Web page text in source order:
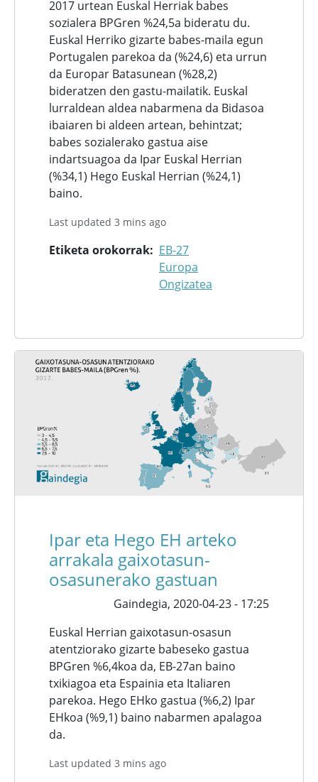
2017 urtean Euskal Herriak babes
sozialera BPGren %24,5a bideratu du.
Euskal Herriko gizarte babes-maila egun
Portugalen parekoa da (%24,6) eta urrun
da Europar Batasunean (%28,2)
bideratzen den gastu-mailatik. Euskal
lurraldean aldea nabarmena da Bidasoa
ibaiaren bi aldeen artean, behintzat;
babes sozialerako gastua aise
indartsuagoa da Ipar Euskal Herrian
(%34,1) Hego Euskal Herrian (%24,1)
baino.
Last updated 3 mins ago
Etiketa orokorrak
EB-27
Europa
Ongizatea
Ipar eta Hego EH arteko
arrakala gaixotasun-
osasunerako gastuan
Gaindegia, 2020-04-23 - 17:25
Euskal Herrian gaixotasun-osasun
atentziorako gizarte babeseko gastua
BPGren %6,4koa da, EB-27an baino
txikiagoa eta Espainia eta Italiaren
parekoa. Hego EHko gastua (%6,2) Ipar
EHkoa (%9,1) baino nabarmen apalagoa
da.
Last updated 3 mins ago